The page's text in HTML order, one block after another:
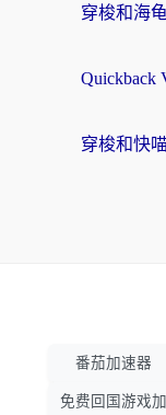
番茄加速器
免费回国游戏加